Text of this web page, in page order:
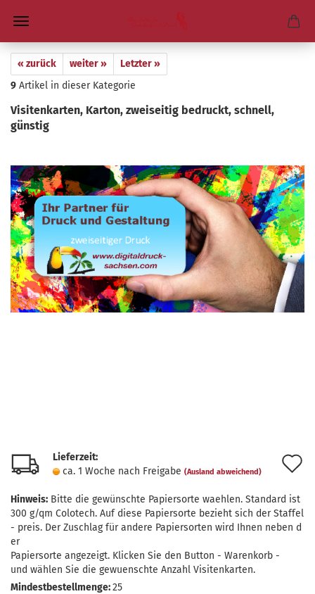
« zurück weiter »
Letzter »
9 Artikel in dieser Kategorie
Vi­si­ten­kar­ten, Kar­ton, zwei­sei­tig be­druckt, schnell,
güns­tig
Lieferzeit:
ca. 1 Woche nach Freigabe (Ausland abweichend)
Hinweis: Bitte die gewünschte Papiersorte waehlen. Standard ist
300 g/qm Colotech. Auf diese Papiersorte bezieht sich der Staffel
- preis. Der Zuschlag für andere Papiersorten wird Ihnen neben d
er
Papiersorte angezeigt. Klicken Sie den Button - Warenkorb -
und wählen Sie die gewuenschte Anzahl Visitenkarten.
Mindestbestellmenge:25